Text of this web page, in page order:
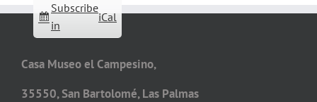
Subscribe
in
iCal
Casa Museo el Campesino,
35550, San Bartolomé, Las Palmas